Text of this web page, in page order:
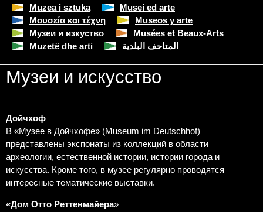
Muzea i sztuka
Musei ed arte
Μουσεία και τέχνη
Museos y arte
Музеи и изкуство
Musées et Beaux-Arts
Muzetë dhe arti
المتاحف البلدية
Музеи и искусство
Дойчхоф
В «Музее в Дойчхофе» (Museum im Deutschhof)
представлены экспонаты из коллекций в области
археологии, естественной истории, истории города и
искусства. Кроме того, в музее регулярно проводятся
интересные тематические выставки.
«Дом Отто Реттенмайера»